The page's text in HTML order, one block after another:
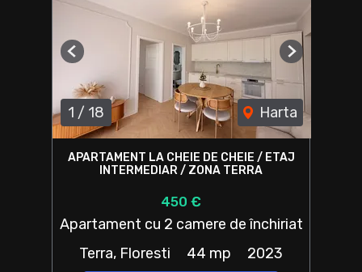
1 / 18 Harta
Previous Next
APARTAMENT LA CHEIE DE CHEIE / ETAJ
INTERMEDIAR / ZONA TERRA
450 €
Apartament cu 2 camere de închiriat
Terra, Floresti
44 mp 2023